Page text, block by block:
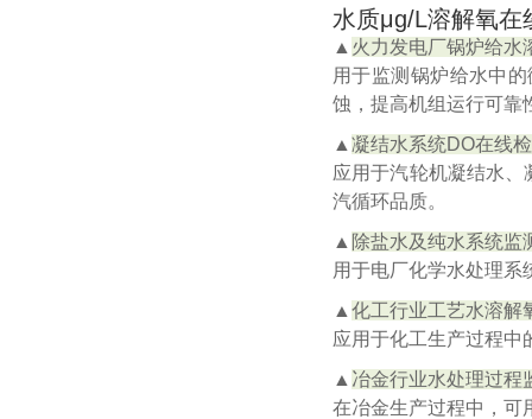
水质μg/L溶解氧在
▲ 火力发电厂锅炉给水
用于监测锅炉给水中
蚀，提高机组运行可靠
▲ 凝结水系统DO在线
应用于汽轮机凝结水
汽循环品质。
▲ 除盐水及纯水系统监
用于电厂化学水处理
▲ 化工行业工艺水溶解
应用于化工生产过程中
▲ 冶金行业水处理过程
在冶金生产过程中，可